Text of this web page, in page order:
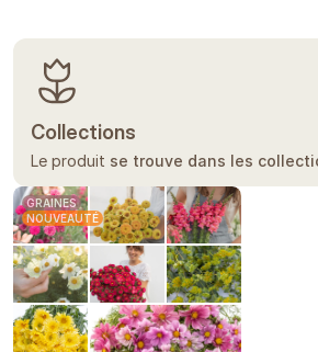
Collections
Le produit se trouve dans les
GRAINES
NOUVEAUTÉ